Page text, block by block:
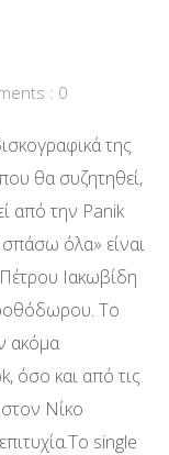
: 0
της
θα συζητηθεί,
από την Panik
όλα» είναι
Ιακωβίδη
Το
ακόμα
όσο και από τις
Νίκο
single